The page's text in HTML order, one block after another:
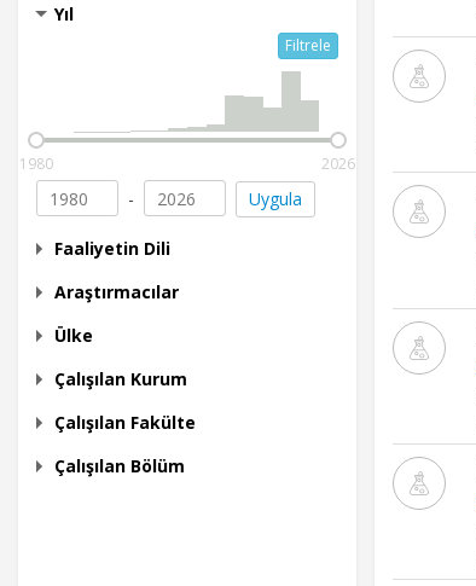
Yıl
Filtrele
1980 2026
- Uygula
Faaliyetin Dili
Araştırmacılar
Ülke
Çalışılan Kurum
Çalışılan Fakülte
Çalışılan Bölüm